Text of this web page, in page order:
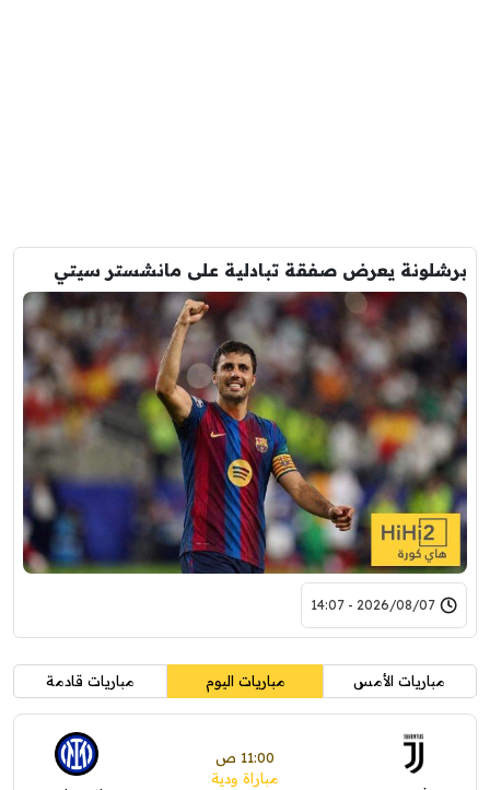
برشلونة يعرض صفقة تبادلية على مانشستر سيتي
2026/08/07 - 14:07
مباريات الأمس مباريات اليوم مباريات قادمة
11:00 ص
مباراة ودية